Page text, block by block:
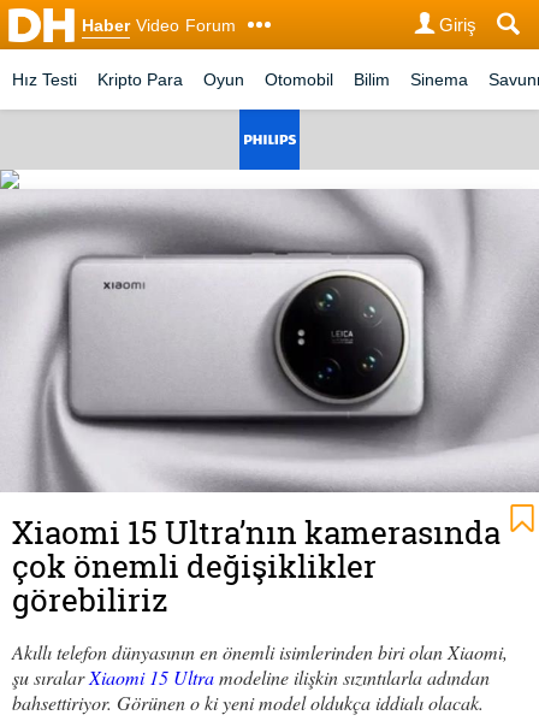
Haber Video Forum Giriş
Hız Testi Kripto Para Oyun Otomobil Bilim Sinema
Xiaomi 15 Ultra’nın kamerasında
çok önemli değişiklikler
görebiliriz
Akıllı telefon dünyasının en önemli isimlerinden biri olan Xiaomi,
şu sıralarXiaomi 15 Ultramodeline ilişkin sızıntılarla adından
bahsettiriyor. Görünen o ki yeni model oldukça iddialı olacak.